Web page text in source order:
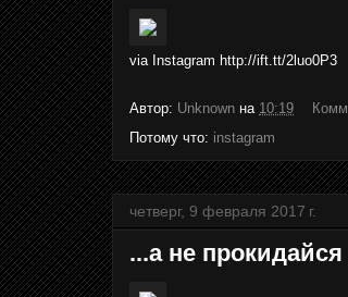
via Instagram http://ift.tt/2luo0P3
Автор: Unknown на 10:19
Потому что: instagram
четверг, 9 февраля 2017 г.
...а не